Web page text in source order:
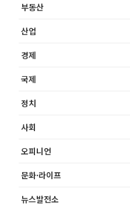
부동산
산업
경제
국제
정치
사회
오피니언
문화·라이프
뉴스발전소